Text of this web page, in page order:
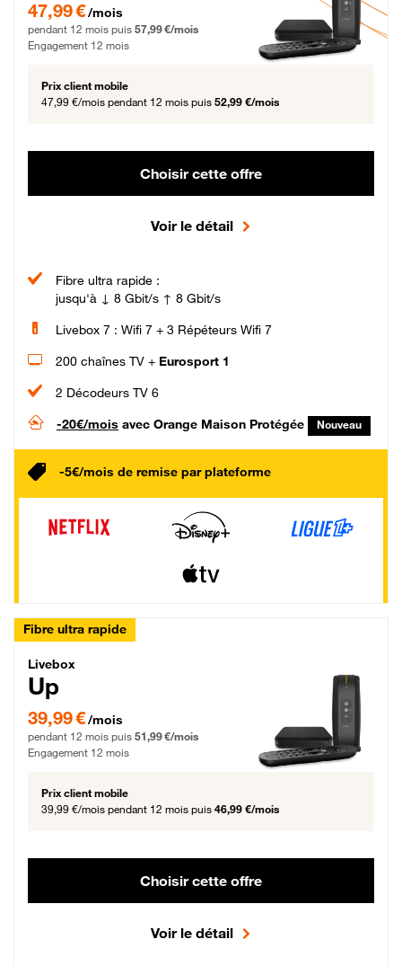
47,99 €/mois
pendant 12 mois puis 57,99 €/mois
Engagement 12 mois
Prix client mobile
47,99 €/mois pendant 12 mois puis 52,99 €/mois
Choisir cette offre
Voir le détail
Fibre ultra rapide :
jusqu'à ↓ 8 Gbit/s ↑ 8 Gbit/s
Livebox 7 : Wifi 7 + 3 Répéteurs Wifi 7
200 chaînes TV + Eurosport 1
2 Décodeurs TV 6
-20€/mois avec Orange Maison Protégée Nouveau
-5€/mois de remise par plateforme
Fibre ultra rapide
Livebox Up Fibre
Livebox
Up
39,99 € par mois pendant 12 mois puis 51,99 € par mois, Engagement 12 mois
39,99 €/mois
pendant 12 mois puis 51,99 €/mois
Engagement 12 mois
Prix client mobile
39,99 €/mois pendant 12 mois puis 46,99 €/mois
Choisir cette offre
Voir le détail